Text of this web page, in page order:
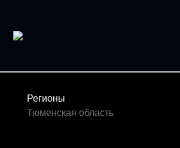
Регионы
Тюменская область